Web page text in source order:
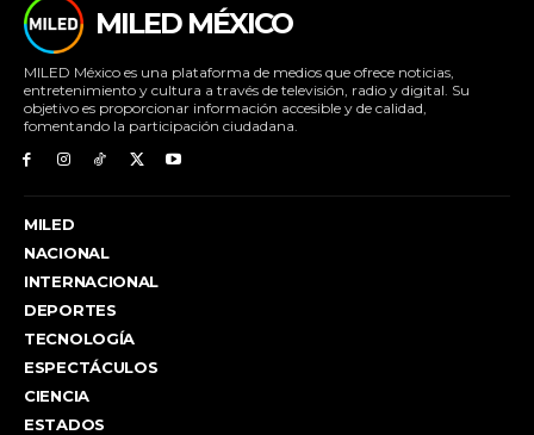
MILED MÉXICO
MILED México es una plataforma de medios que ofrece noticias,
entretenimiento y cultura a través de televisión, radio y digital. Su
objetivo es proporcionar información accesible y de calidad,
fomentando la participación ciudadana.
MILED
NACIONAL
INTERNACIONAL
DEPORTES
TECNOLOGÍA
ESPECTÁCULOS
CIENCIA
ESTADOS